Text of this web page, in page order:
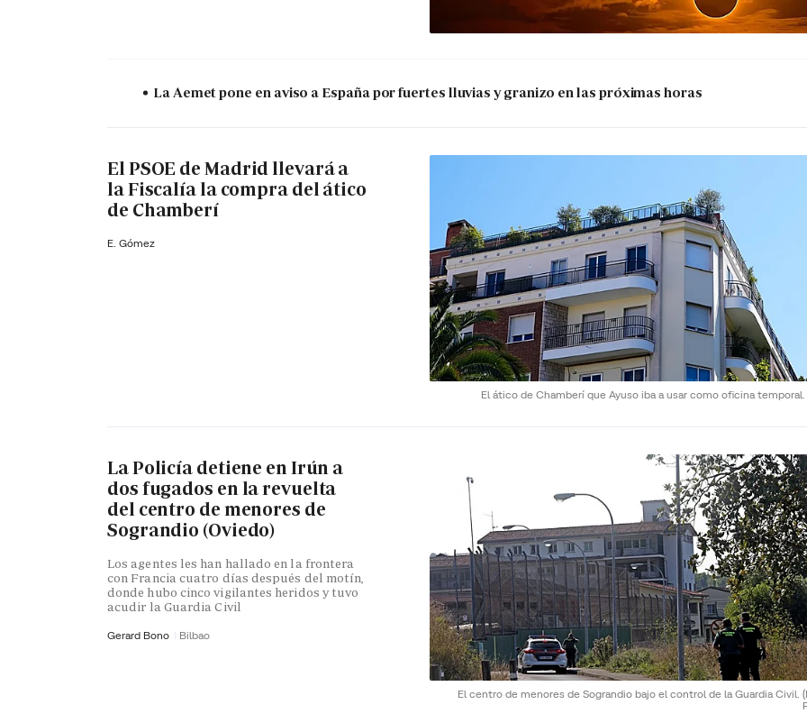
La Aemet pone en aviso a España por fuertes lluvias y granizo en las próximas horas
El ático de Chamberí que Ayuso iba a usar como oficina temporal.
El PSOE de Madrid llevará a
la Fiscalía la compra del ático
de Chamberí
E. Gómez
El centro de menores de Sograndio bajo el control de la Guardia Civil.
La Policía detiene en Irún a
dos fugados en la revuelta
del centro de menores de
Sograndio (Oviedo)
Los agentes les han hallado en la frontera
con Francia cuatro días después del motín,
donde hubo cinco vigilantes heridos y tuvo
acudir la Guardia Civil
Gerard Bono Bilbao